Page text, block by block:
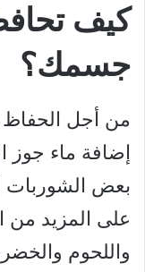
كيف
جسمك؟
من أجل
إضافة ماء جوز
بعض الشوربات
على المزيد من
واللحوم